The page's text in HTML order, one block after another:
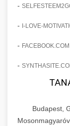
útjáról,
virágzó
🎮
Fejlett AI-
-
- I-LOVE-
-
-
Budapest,